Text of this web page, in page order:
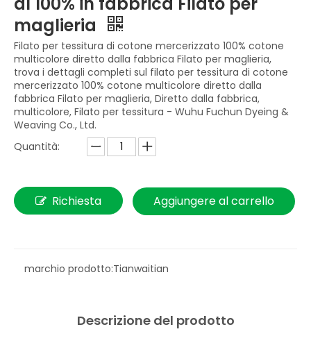
maglieria
Filato per tessitura di cotone mercerizzato 100% cotone
multicolore diretto dalla fabbrica Filato per maglieria,
trova i dettagli completi sul filato per tessitura di cotone
mercerizzato 100% cotone multicolore diretto dalla
fabbrica Filato per maglieria, Diretto dalla fabbrica,
multicolore, Filato per tessitura - Wuhu Fuchun Dyeing &
Weaving Co., Ltd.
Quantità:
Richiesta Aggiungere al carrello
marchio prodotto:Tianwaitian
Descrizione del prodotto